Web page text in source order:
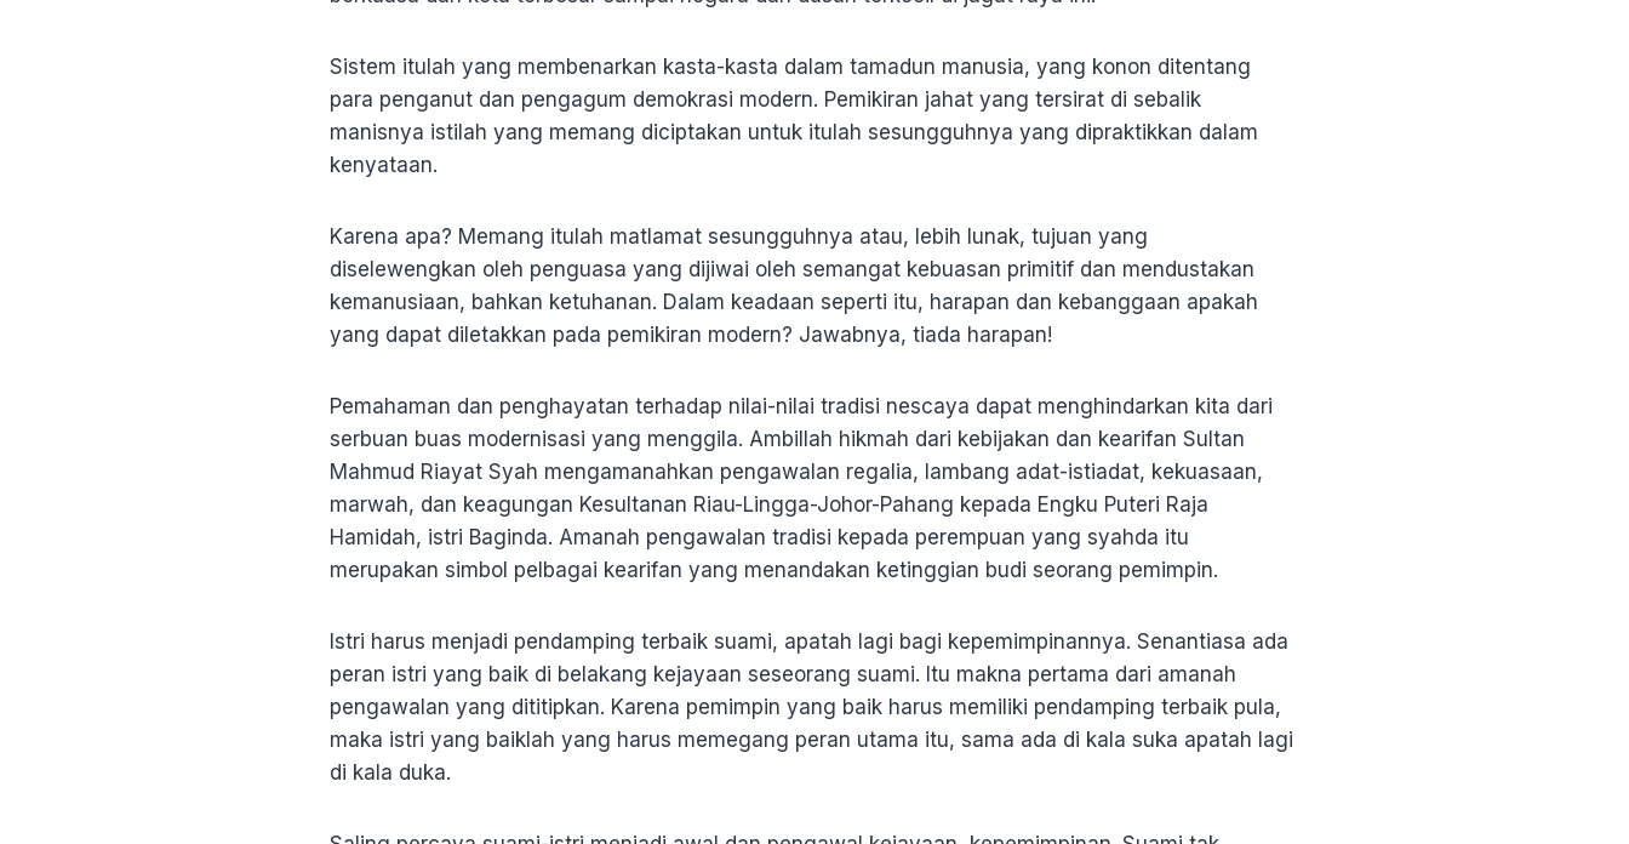
Sistem itulah yang membenarkan kasta-kasta dalam tamadun manusia, yang konon ditentang
para penganut dan pengagum demokrasi modern. Pemikiran jahat yang tersirat di sebalik
manisnya istilah yang memang diciptakan untuk itulah sesungguhnya yang dipraktikkan dalam
kenyataan.
Karena apa? Memang itulah matlamat sesungguhnya atau, lebih lunak, tujuan yang
diselewengkan oleh penguasa yang dijiwai oleh semangat kebuasan primitif dan mendustakan
kemanusiaan, bahkan ketuhanan. Dalam keadaan seperti itu, harapan dan kebanggaan apakah
yang dapat diletakkan pada pemikiran modern? Jawabnya, tiada harapan!
Pemahaman dan penghayatan terhadap nilai-nilai tradisi nescaya dapat menghindarkan kita dari
serbuan buas modernisasi yang menggila. Ambillah hikmah dari kebijakan dan kearifan Sultan
Mahmud Riayat Syah mengamanahkan pengawalan regalia, lambang adat-istiadat, kekuasaan,
marwah, dan keagungan Kesultanan Riau-Lingga-Johor-Pahang kepada Engku Puteri Raja
Hamidah, istri Baginda. Amanah pengawalan tradisi kepada perempuan yang syahda itu
merupakan simbol pelbagai kearifan yang menandakan ketinggian budi seorang pemimpin.
Istri harus menjadi pendamping terbaik suami, apatah lagi bagi kepemimpinannya. Senantiasa ada
peran istri yang baik di belakang kejayaan seseorang suami. Itu makna pertama dari amanah
pengawalan yang dititipkan. Karena pemimpin yang baik harus memiliki pendamping terbaik pula,
maka istri yang baiklah yang harus memegang peran utama itu, sama ada di kala suka apatah lagi
di kala duka.